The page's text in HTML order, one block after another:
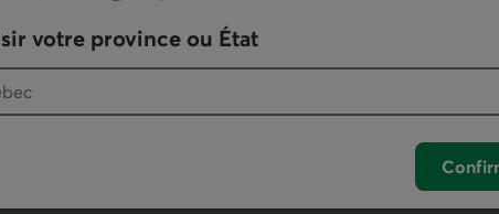
votre province ou État
logiciel de téléphonie par défaut.
Ce lien lancera votre logiciel de téléphonie par